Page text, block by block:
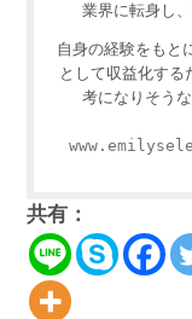
業界に転身し
自身の経験をもと
として収益化する
考になりそう
共有：